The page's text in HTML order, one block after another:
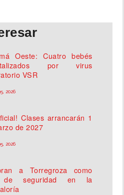
Oeste: Cuatro bebés
por virus
VSR
2026
Clases arrancarán 1
de 2027
2026
a Torregroza como
seguridad en la